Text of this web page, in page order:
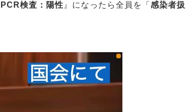
PCR検査：陽性 』になったら全員を「 感染者扱